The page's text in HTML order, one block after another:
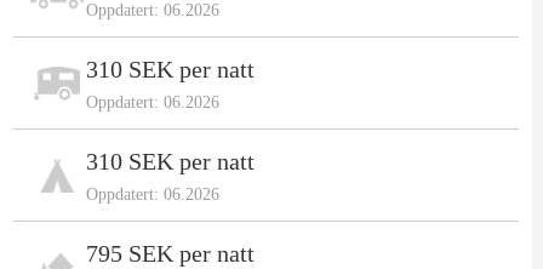
Oppdatert: 06.2026
310 SEK per natt
Oppdatert: 06.2026
310 SEK per natt
Oppdatert: 06.2026
795 SEK per natt